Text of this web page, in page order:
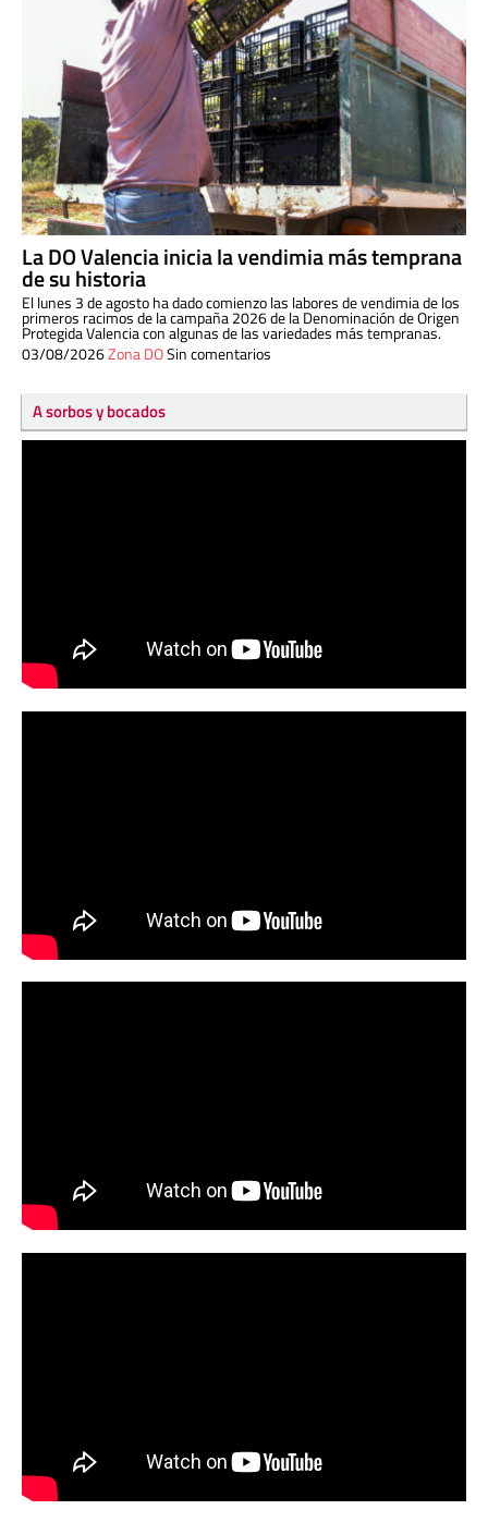
La DO Valencia inicia la vendimia más temprana
de su historia
El lunes 3 de agosto ha dado comienzo las labores de vendimia de los
primeros racimos de la campaña 2026 de la Denominación de Origen
Protegida Valencia con algunas de las variedades más tempranas.
03/08/2026Zona DOSin comentarios
A sorbos y bocados